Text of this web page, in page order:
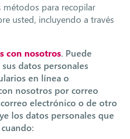
métodos para recopilar
usted, incluyendo a través
con nosotros. Puede
datos personales
en línea o
nosotros por correo
electrónico o de otro
los datos personales que